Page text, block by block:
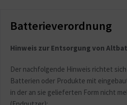
Batterieverordnung
Hinweis zur Entsorgung von
Der nachfolgende Hinweis richtet
Batterien oder Produkte mit
in der an sie gelieferten Form nicht